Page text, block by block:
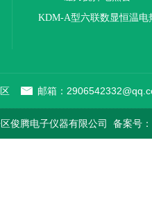
KDM-A型六联数显恒温电
邮箱：
俊腾电子仪器有限公司 备案号